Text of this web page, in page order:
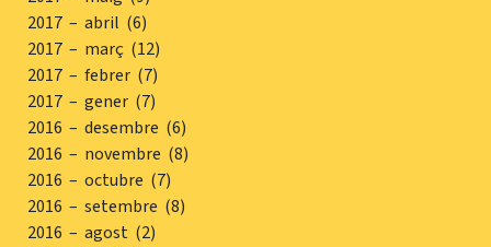
2017 – abril (6)
2017 – març (12)
2017 – febrer (7)
2017 – gener (7)
2016 – desembre (6)
2016 – novembre (8)
2016 – octubre (7)
2016 – setembre (8)
2016 – agost (2)